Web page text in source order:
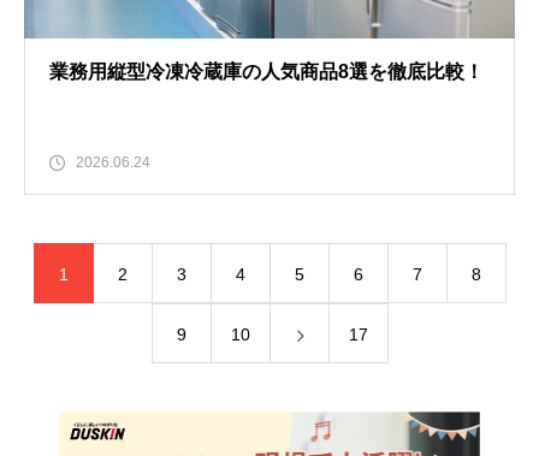
業務用縦型冷凍冷蔵庫の人気商品8選を徹底比較！
2026.06.24
1 2 3 4 5 6 7 8
9 10 17